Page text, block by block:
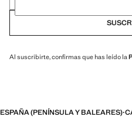
Al suscribirte, confirmas que has leído la
ESPAÑA (PENÍNSULA Y BALEARES)·